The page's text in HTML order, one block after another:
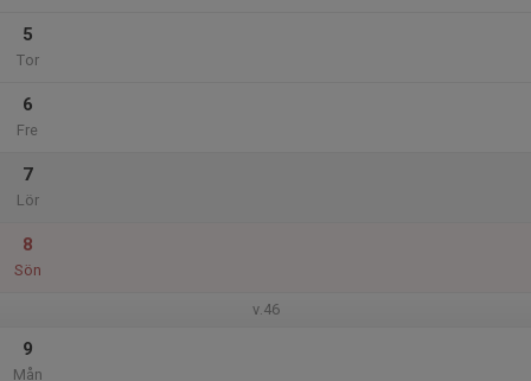
5
Tor
6
Fre
7
Lör
8
Sön
v.46
9
Mån